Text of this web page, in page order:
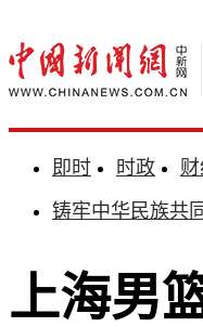
即时 时政
铸牢中华民族共
上海男